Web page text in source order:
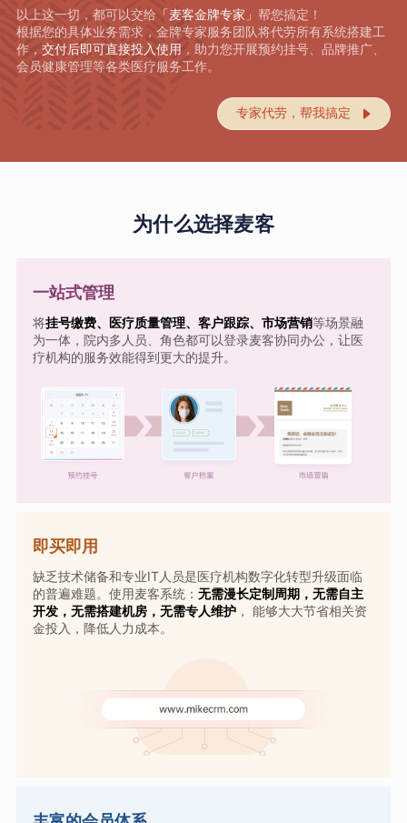
以上这一切，都可以交给「麦客金牌专家」 帮您搞定！
根据您的具体业务需求，金牌专家服务团队将代劳所有系统搭建工
作， 交付后即可直接投入使用 ，助力您开展预约挂号、品牌推广、
会员健康管理等各类医疗服务工作。
专家代劳，帮我搞定 
为什么选择麦客
一站式管理
将挂号缴费、医疗质量管理、客户跟踪、市场营销等场景融
为一体，院内多人员、角色都可以登录麦客协同办公，让医
疗机构的服务效能得到更大的提升。
即买即用
缺乏技术储备和专业IT人员是医疗机构数字化转型升级面临
的普遍难题。使用麦客系统： 无需漫长定制周期，无需自主
开发，无需搭建机房，无需专人维护， 能够大大节省相关资
金投入，降低人力成本。